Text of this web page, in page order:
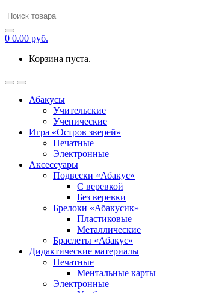
Search
for:
0 0.00 руб.
Корзина пуста.
Абакусы
Учительские
Ученические
Игра «Остров зверей»
Печатные
Электронные
Аксессуары
Подвески «Абакус»
С веревкой
Без веревки
Брелоки «Абакусик»
Пластиковые
Металлические
Браслеты «Абакус»
Дидактические материалы
Печатные
Ментальные карты
Электронные